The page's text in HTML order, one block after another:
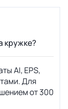
кружке?
AI, EPS,
Для
от 300